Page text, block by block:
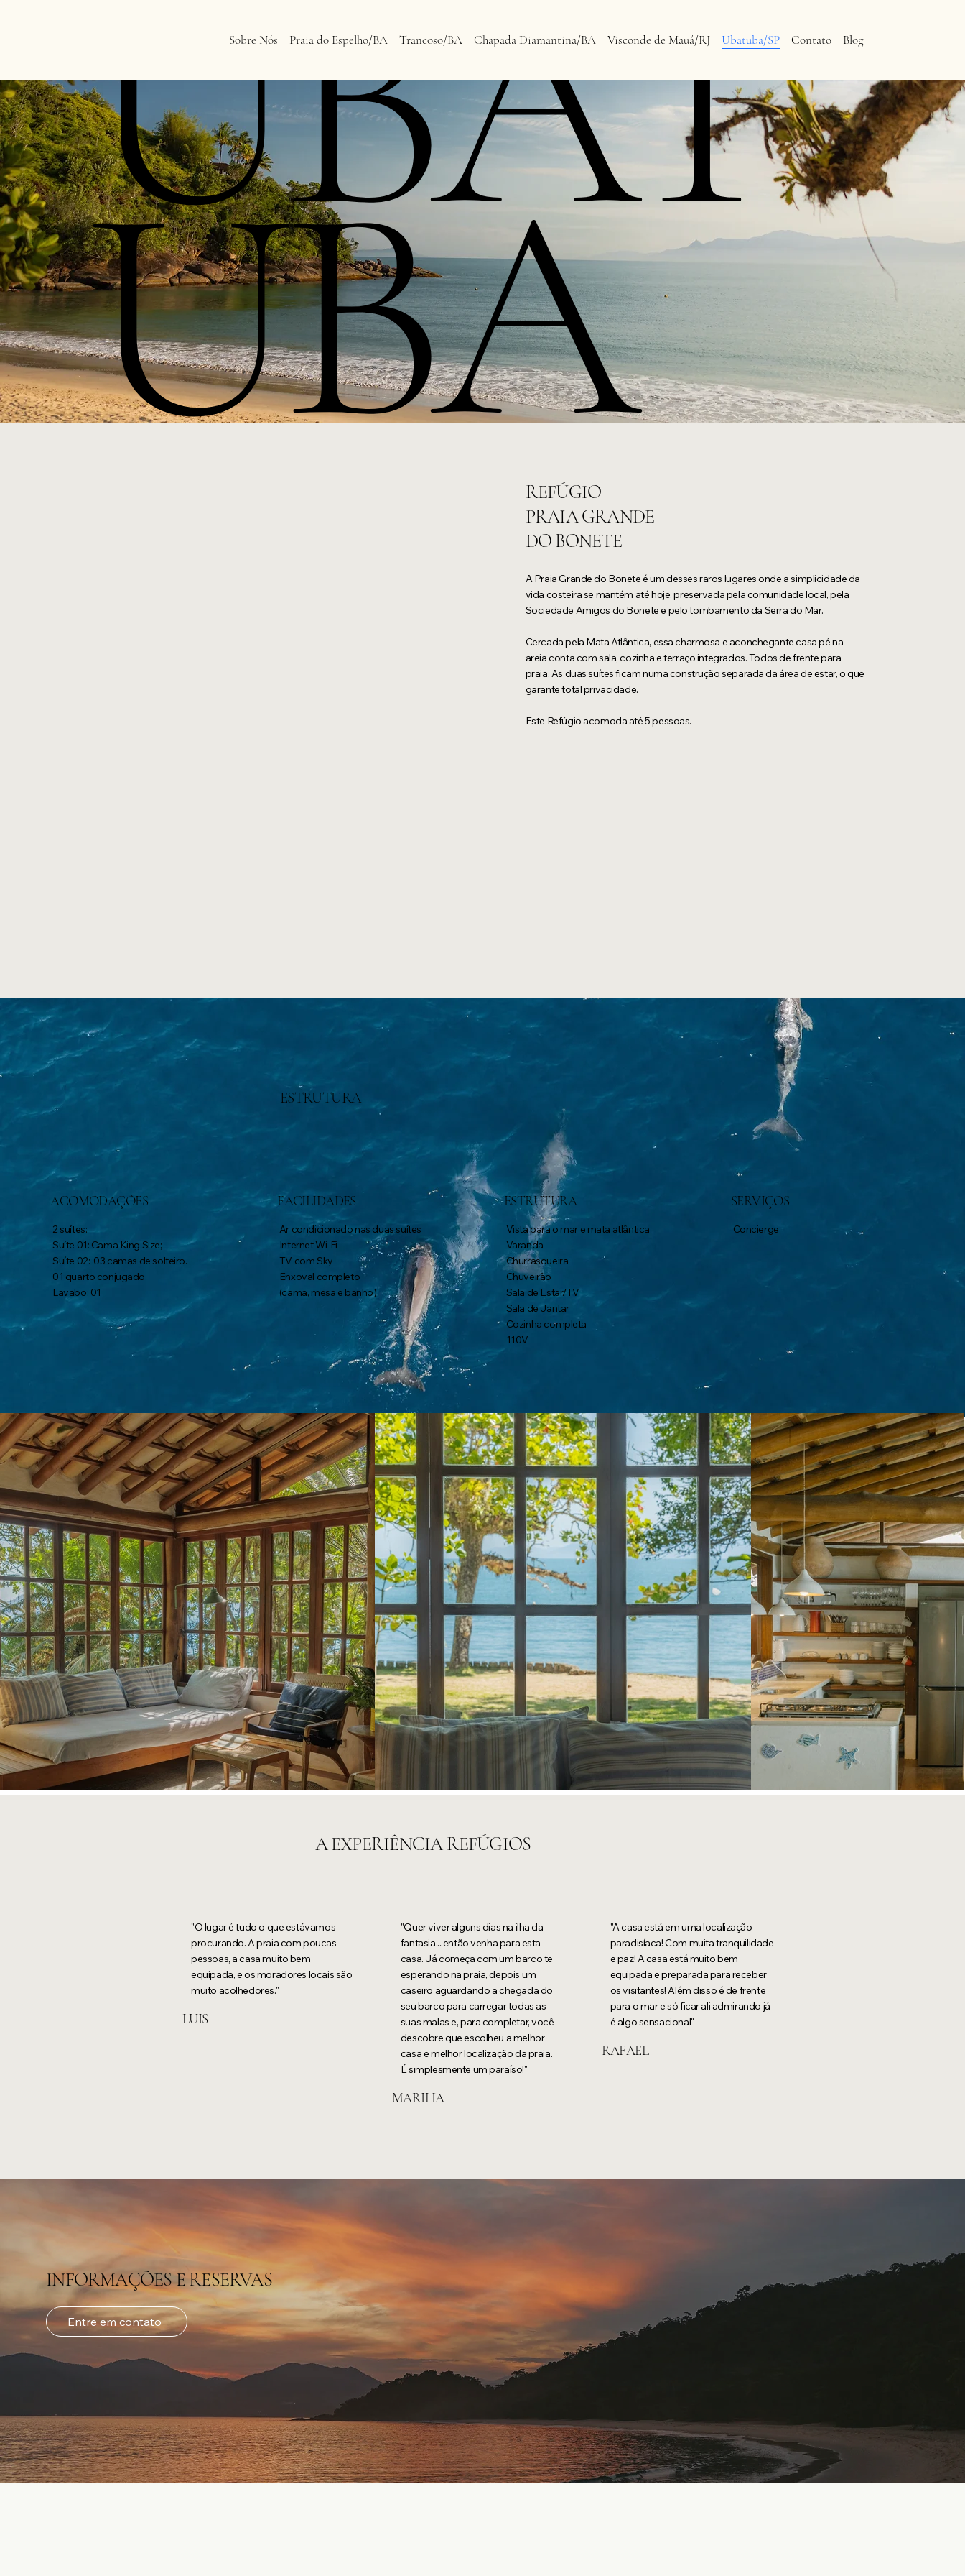
Sobre Nós Praia do Espelho/BA Trancoso/BA Chapada Diamantina/BA Visconde de Mauá/RJ Ubatuba/SP Contato Blog
UBAT
UBA
REFÚGIO
PRAIA GRANDE
DO BONETE
A Praia Grande do Bonete é um desses raros lugares onde a simplicidade da
vida costeira se mantém até hoje, preservada pela comunidade local, pela
Sociedade Amigos do Bonete e pelo tombamento da Serra do Mar.
Cercada pela Mata Atlântica, essa charmosa e aconchegante casa pé na
areia conta com sala, cozinha e terraço integrados. Todos de frente para
praia. As duas suítes ficam numa construção separada da área de estar, o que
garante total privacidade.
Este Refúgio acomoda até 5 pessoas.
ESTRUTURA
ACOMODAÇÕES
2 suítes:
Suíte 01: Cama King Size;
Suíte 02: 03 camas de solteiro.
01 quarto conjugado
Lavabo: 01
FACILIDADES
Ar condicionado nas duas suítes
Internet Wi-Fi
TV com Sky
Enxoval completo
(cama, mesa e banho)
ESTRUTURA
Vista para o mar e mata atlântica
Varanda
Churrasqueira
Chuveirão
Sala de Estar/TV
Sala de Jantar
Cozinha completa
110V
SERVIÇOS
Concierge
A EXPERIÊNCIA REFÚGIOS
"O lugar é tudo o que estávamos
procurando. A praia com poucas
pessoas, a casa muito bem
equipada, e os moradores locais são
muito acolhedores."
LUIS
"Quer viver alguns dias na ilha da
fantasia....então venha para esta
casa. Já começa com um barco te
esperando na praia, depois um
caseiro aguardando a chegada do
seu barco para carregar todas as
suas malas e, para completar, você
descobre que escolheu a melhor
casa e melhor localização da praia.
É simplesmente um paraíso!"
MARILIA
"A casa está em uma localização
paradisíaca! Com muita tranquilidade
e paz! A casa está muito bem
equipada e preparada para receber
os visitantes! Além disso é de frente
para o mar e só ficar ali admirando já
é algo sensacional"
RAFAEL
INFORMAÇÕES E RESERVAS
Entre em contato